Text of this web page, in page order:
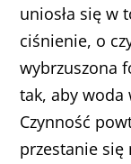
uniosła się w
ciśnienie, o
wybrzuszona
tak, aby woda
Czynność
przestanie